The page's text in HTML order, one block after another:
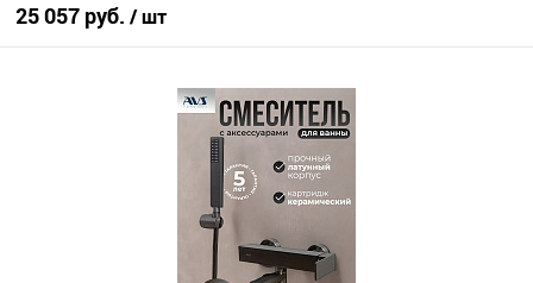
25 057 руб. / шт
В корзину
Под заказ